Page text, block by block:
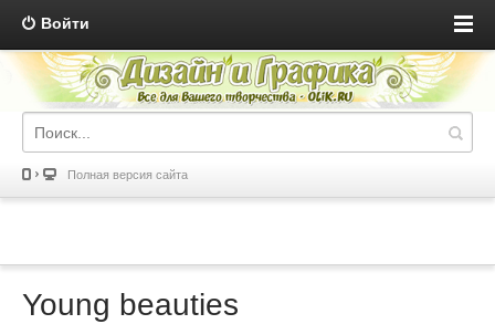
Войти
Полная версия сайта
Young beauties